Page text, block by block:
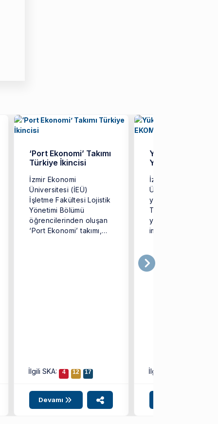
‘Port Ekonomi’ Takımı
Türkiye İkincisi
İzmir Ekonomi
Üniversitesi (İEÜ)
İşletme Fakültesi Lojistik
Yönetimi Bölümü
öğrencilerinden oluşan
‘Port Ekonomi’ takımı,
İlgili SKA: 4 12 17
Devamı
Yükseköğretimde
Yeni Model:
İzmir Ekonomi
Üniversitesi (İEÜ),
yükseköğretimde
Türkiye’ye örnek
yeni bir dijital
imza atarak
İlgili SKA: